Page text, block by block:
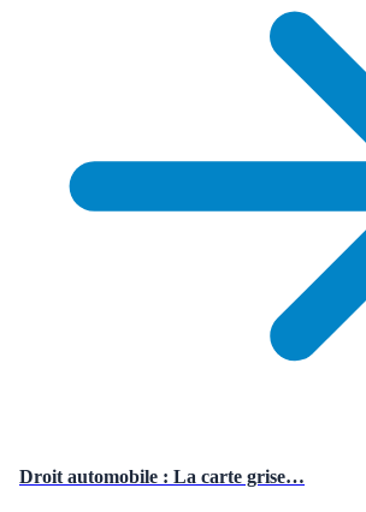
Droit automobile : La carte grise…